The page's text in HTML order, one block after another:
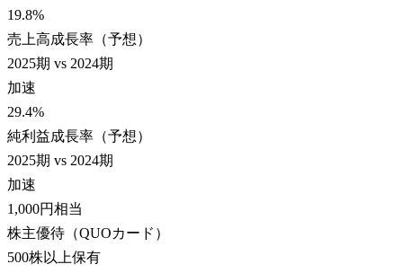
19.8%
売上高成長率（予想）
2025期 vs 2024期
加速
29.4%
純利益成長率（予想）
2025期 vs 2024期
加速
1,000円相当
株主優待（QUOカード）
500株以上保有